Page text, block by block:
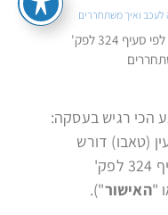
אישור לפי סעיף 324 לפק'
הכי רגיש בעסקה:
(טאבו) דורש
אישור עירייה על היעדר חובות לפי סעיף 324 לפק'
"האישור").